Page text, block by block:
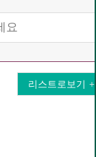
리스트로보기